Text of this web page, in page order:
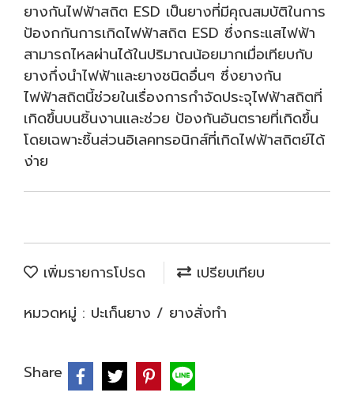
ยางกันไฟฟ้าสถิต ESD เป็นยางที่มีคุณสมบัติในการ
ป้องกกันการเกิดไฟฟ้าสถิต ESD ซึ่งกระแสไฟฟ้า
สามารถไหลผ่านได้ในปริมาณน้อยมากเมื่อเทียบกับ
ยางกึ่งนำไฟฟ้าและยางชนิดอื่นๆ ซึ่งยางกัน
ไฟฟ้าสถิตนี้ช่วยในเรื่องการกำจัดประจุไฟฟ้าสถิตที่
เกิดขึ้นบนชิ้นงานและช่วย ป้องกันอันตรายที่เกิดขึ้น
โดยเฉพาะชิ้นส่วนอิเลคทรอนิกส์ที่เกิดไฟฟ้าสถิตย์ได้
ง่าย
เพิ่มรายการโปรด
เปรียบเทียบ
หมวดหมู่ : ปะเก็นยาง / ยางสั่งทำ
Share